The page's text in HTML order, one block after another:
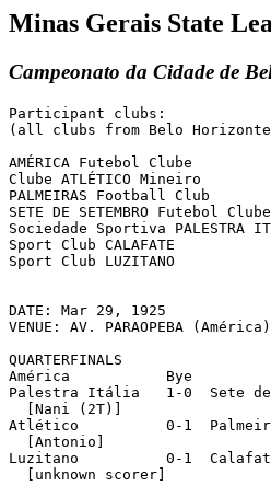
Minas Gerais State
Campeonato da Cidade de
Participant clubs:
(all clubs from Belo
AMÉRICA Futebol Clube
Clube ATLÉTICO Mineiro
PALMEIRAS Football Club
SETE DE SETEMBRO Futebol Clube
Sociedade Sportiva PALESTRA
Sport Club CALAFATE
Sport Club LUZITANO
DATE: Mar 29, 1925
VENUE: AV. PARAOPEBA
QUARTERFINALS
América		  Bye
Palestra Itália	  1-0  Sete de Setembro
  [Nani (2T)]
Atlético	  0-1  Palmeiras	(2-0 corner kicks)
  [Antonio]
Luzitano	  0-1  Calafate
  [unknown scorer]